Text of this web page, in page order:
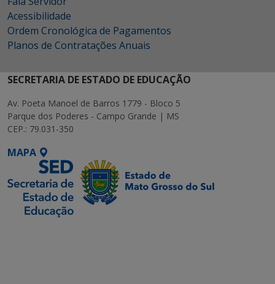
Acessibilidade
Ordem Cronológica de Pagamentos
Planos de Contratações Anuais
SECRETARIA DE ESTADO DE EDUCAÇÃO
Av. Poeta Manoel de Barros 1779 - Bloco 5
Parque dos Poderes - Campo Grande | MS
CEP.: 79.031-350
MAPA